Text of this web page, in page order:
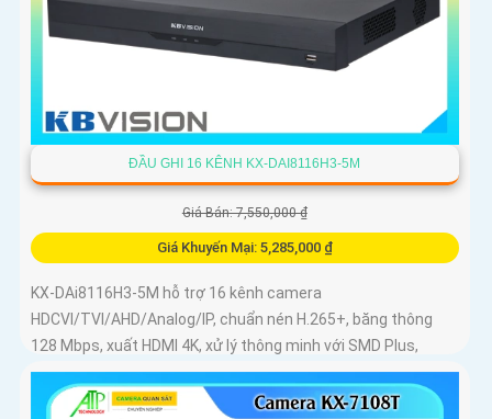
ĐẦU GHI 16 KÊNH KX-DAI8116H3-5M
Giá Bán: 7,550,000 ₫
Giá Khuyến Mại: 5,285,000 ₫
KX-DAi8116H3-5M hỗ trợ 16 kênh camera
HDCVI/TVI/AHD/Analog/IP, chuẩn nén H.265+, băng thông
128 Mbps, xuất HDMI 4K, xử lý thông minh với SMD Plus,
QuickPick 2.0, nhận diện khuôn mặt